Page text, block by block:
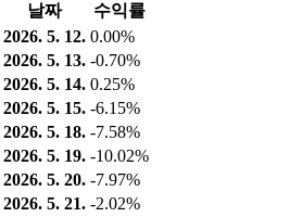
날짜
수익률
2026. 5. 12. 0.00%
2026. 5. 13. -0.70%
2026. 5. 14. 0.25%
2026. 5. 15. -6.15%
2026. 5. 18. -7.58%
2026. 5. 19. -10.02%
2026. 5. 20. -7.97%
2026. 5. 21. -2.02%